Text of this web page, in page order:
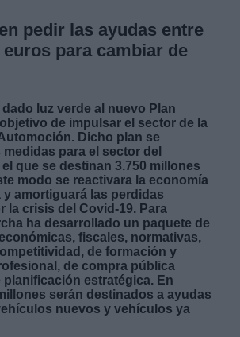
pedir las ayudas entre
euros para cambiar de
luz verde al nuevo Plan
de impulsar el sector de la
Dicho plan se
para el sector del
que se destinan 3.750 millones
modo se reactivara la economía
amortiguará las perdidas
la crisis del Covid-19. Para
ha desarrollado un paquete de
fiscales, normativas,
de formación y
de compra pública
planificación estratégica. En
serán destinados a ayudas
nuevos y vehículos ya
link